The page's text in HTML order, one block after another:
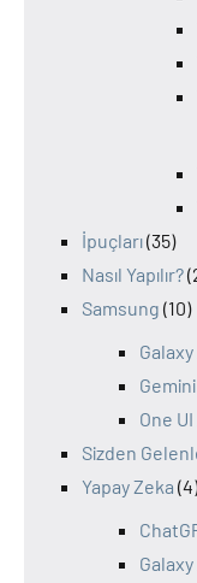
İpuçları(35)
Nasıl Yapılır?
Samsung (10)
Galaxy
One
Sizden
Yapay Zeka (4)
Galaxy